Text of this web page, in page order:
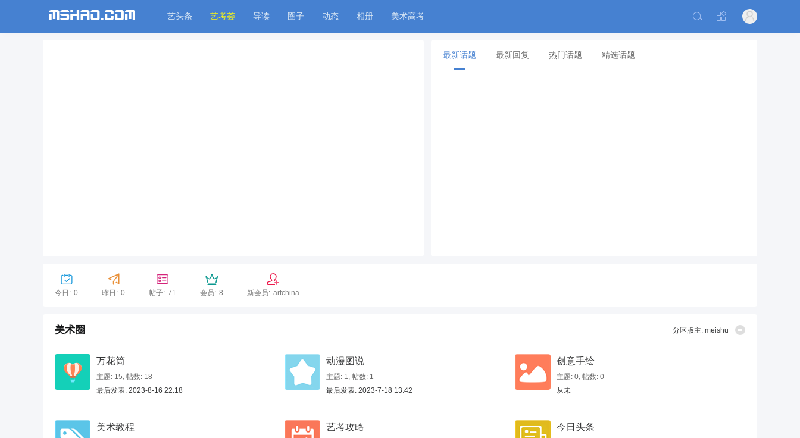
艺头条 艺考荟 导读 圈子 动态 相册 美术高考
最新话题 最新回复 热门话题 精选话题
今日: 0 昨日: 0 帖子: 71 会员: 8 新会员: artchina
分区版主: meishu
美术圈
万花筒
主题: 15, 帖数: 18
最后发表: 2023-8-16 22:18
动漫图说
主题: 1, 帖数: 1
最后发表: 2023-7-18 13:42
创意手绘
主题: 0, 帖数: 0
从未
美术教程 艺考攻略 今日头条